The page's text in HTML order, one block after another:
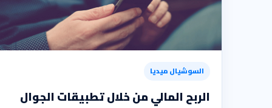
السوشيال ميديا
الربح المالي من خلال تطبيقات الجوال